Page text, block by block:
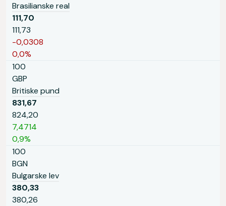
Brasilianske real
111,70
111,73
-0,0308
0,0%
100
GBP
Britiske pund
831,67
824,20
7,4714
0,9%
100
BGN
Bulgarske lev
380,33
380,26